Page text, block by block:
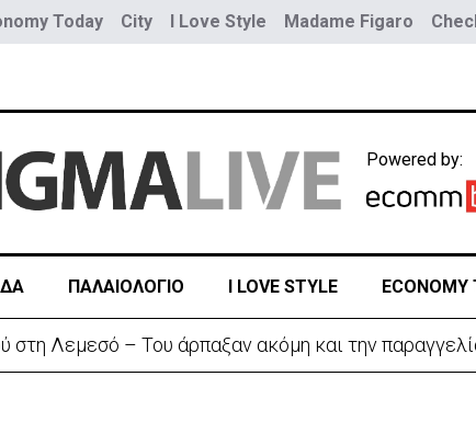
Today City I Love Style Madame Figaro
Powered by:
ΠΑΛΑΙΟΛΟΓΙΟ I LOVE STYLE ECONOMY
διέξοδο» από τον πόλεμο με το Ιράν